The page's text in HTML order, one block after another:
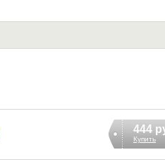
444
Купить